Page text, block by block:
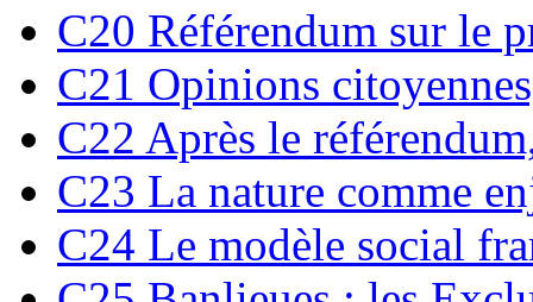
C20 Référendum sur le
C21 Opinions
C22 Après le
C23 La nature comme
C24 Le modèle social